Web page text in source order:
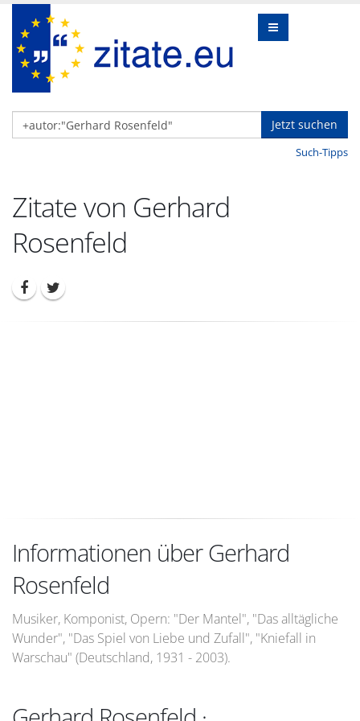
Jetzt suchen
Such-Tipps
Zitate von Gerhard
Rosenfeld
Informationen über Gerhard
Rosenfeld
Musiker, Komponist, Opern: "Der Mantel", "Das alltägliche
Wunder", "Das Spiel von Liebe und Zufall", "Kniefall in
Warschau" (Deutschland, 1931 - 2003).